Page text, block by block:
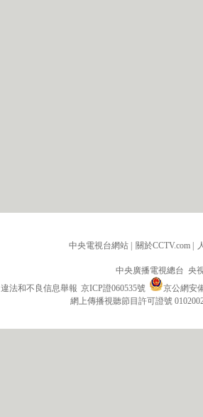
中央電視台網站 關於CCTV.com
中央廣播電視總台 央
違法和不良信息舉報 京ICP證060535號
京公網安
網上傳播視聽節目許可證號